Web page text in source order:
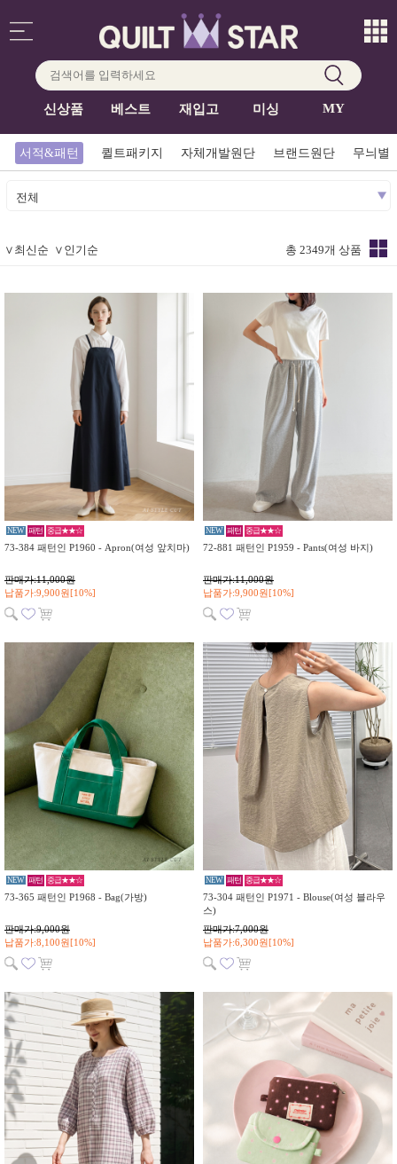
신상품 베스트 재입고 미싱 MY
서적&패턴 퀼트패키지 자체개발원단 브랜드원단 무늬별
전체
총 2349개 상품
∨ 최신순 ∨ 인기순
NEW 패턴 중급★★☆
73-384 패턴인 P1960 - Apron(여성 앞치마)
판매가:11,000원
납품가:9,900원[10%]
NEW 패턴 중급★★☆
72-881 패턴인 P1959 - Pants(여성 바지)
판매가:11,000원
납품가:9,900원[10%]
NEW 패턴 중급★★☆
73-365 패턴인 P1968 - Bag(가방)
판매가:9,000원
납품가:8,100원[10%]
NEW 패턴 중급★★☆
73-304 패턴인 P1971 - Blouse(여성 블라우
스)
판매가:7,000원
납품가:6,300원[10%]